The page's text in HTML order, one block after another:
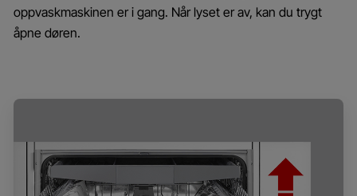
oppvaskmaskinen er i gang. Når lyset er av, kan du trygt
åpne døren.